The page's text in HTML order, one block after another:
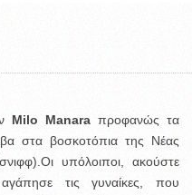
Milo Manara προφανώς τα
στα βοσκοτόπια της Νέας
Οι υπόλοιποι, ακούστε
τις γυναίκες, που